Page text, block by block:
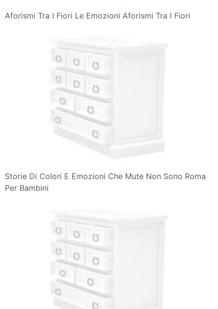
Aforismi Tra I Fiori Le Emozioni Aforismi Tra I Fiori
Storie Di Colori E Emozioni Che Mute Non Sono Roma
Per Bambini